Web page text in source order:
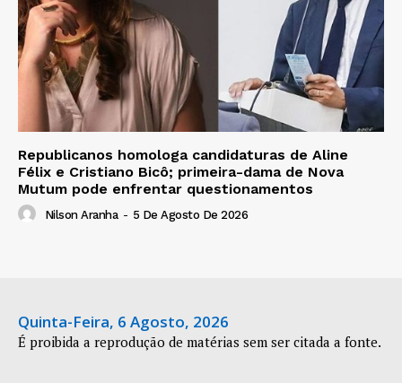
Republicanos homologa candidaturas de Aline
Félix e Cristiano Bicô; primeira-dama de Nova
Mutum pode enfrentar questionamentos
Nilson Aranha - 5 De Agosto De 2026
Quinta-Feira, 6 Agosto, 2026
É proibida a reprodução de matérias sem ser citada a fonte.